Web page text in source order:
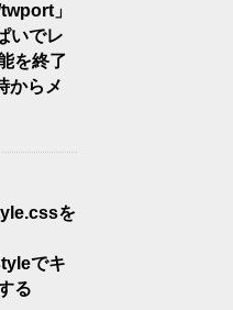
」
いでレ
を終了
からメ
を
でキ
る